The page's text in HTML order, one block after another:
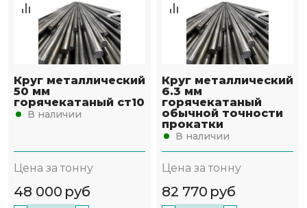
Круг металлический
50 мм
горячекатаный ст10
В наличии
Цена за тонну
48 000 руб
Круг металлический
6.3 мм
горячекатаный
обычной точности
прокатки
В наличии
Цена за тонну
82 770 руб